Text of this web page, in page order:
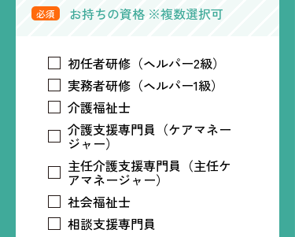
必須 お持ちの資格 ※複数選択可
初任者研修（ヘルパー2級）
実務者研修（ヘルパー1級）
介護福祉士
介護支援専門員（ケアマネー
ジャー）
主任介護支援専門員（主任ケ
アマネージャー）
社会福祉士
相談支援専門員